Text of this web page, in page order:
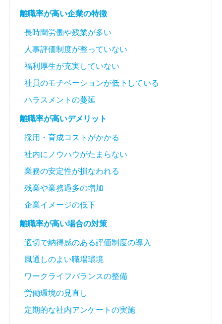
離職率が高い企業の特徴
長時間労働や残業が多い
人事評価制度が整っていない
福利厚生が充実していない
社員のモチベーションが低下している
ハラスメントの蔓延
離職率が高いデメリット
採用・育成コストがかかる
社内にノウハウがたまらない
業務の安定性が損なわれる
残業や業務過多の増加
企業イメージの低下
離職率が高い場合の対策
適切で納得感のある評価制度の導入
風通しのよい職場環境
ワークライフバランスの整備
労働環境の見直し
定期的な社内アンケートの実施